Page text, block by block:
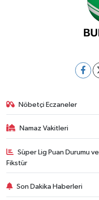
Nöbetçi Eczaneler
Namaz Vakitleri
Süper Lig Puan Durumu ve
Fikstür
Son Dakika Haberleri